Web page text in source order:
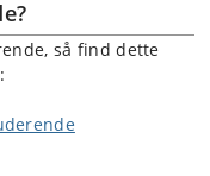
så find dette